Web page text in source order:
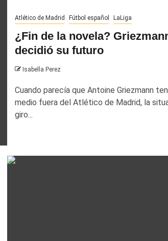
Atlético de Madrid Fútbol español LaLiga
¿Fin de la novela?
decidió su futuro
Isabella Perez
Cuando parecía que Antoine Griezmann
medio fuera del Atlético de Madrid, la
giro...